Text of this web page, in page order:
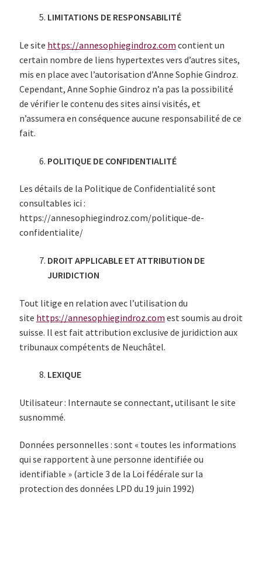
LIMITATIONS DE RESPONSABILITÉ
Le site https://annesophiegindroz.com contient un
certain nombre de liens hypertextes vers d’autres sites,
mis en place avec l’autorisation d’Anne Sophie Gindroz.
Cependant, Anne Sophie Gindroz n’a pas la possibilité
de vérifier le contenu des sites ainsi visités, et
n’assumera en conséquence aucune responsabilité de ce
fait.
POLITIQUE DE CONFIDENTIALITÉ
Les détails de la Politique de Confidentialité sont
consultables ici :
https://annesophiegindroz.com/politique-de-
confidentialite/
DROIT APPLICABLE ET ATTRIBUTION DE
JURIDICTION
Tout litige en relation avec l’utilisation du
site https://annesophiegindroz.com est soumis au droit
suisse. Il est fait attribution exclusive de juridiction aux
tribunaux compétents de Neuchâtel.
LEXIQUE
Utilisateur : Internaute se connectant, utilisant le site
susnommé.
Données personnelles : sont « toutes les informations
qui se rapportent à une personne identifiée ou
identifiable » (article 3 de la Loi fédérale sur la
protection des données LPD du 19 juin 1992)